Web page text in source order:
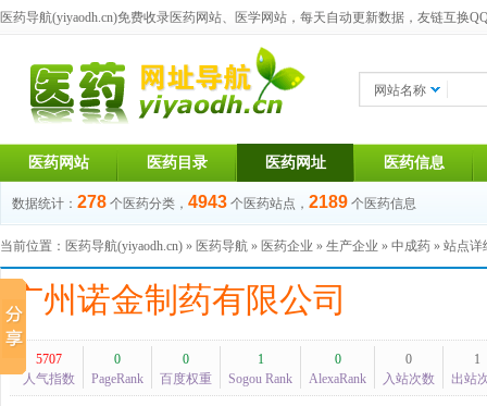
医药导航(yiyaodh.cn)免费收录医药网站、医学网站，每天自动更新数据，友链互换
网站名称
医药网站 医药目录 医药网址 医药信息
数据统计： 278 个医药分类， 4943 个医药站点， 2189 个医药信息
当前位置： 医药导航(yiyaodh.cn) » 医药导航 » 医药企业 » 生产企业 » 中成药 » 站点
广州诺金制药有限公司
5707
人气指数
0
PageRank
0
百度权重
1
Sogou Rank
0
AlexaRank
0
入站次数
1
出站